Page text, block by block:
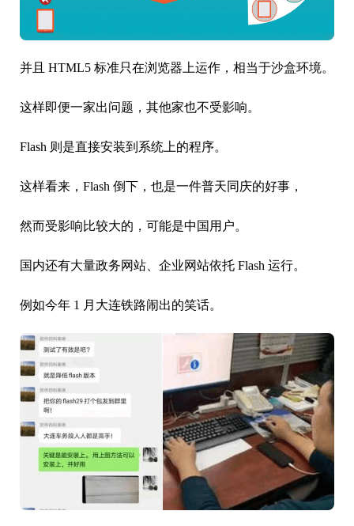
并且 HTML5 标准只在浏览器上运作，相当于沙盒环境。
这样即便一家出问题，其他家也不受影响。
Flash 则是直接安装到系统上的程序。
这样看来，Flash 倒下，也是一件普天同庆的好事，
然而受影响比较大的，可能是中国用户。
国内还有大量政务网站、企业网站依托 Flash 运行。
例如今年 1 月大连铁路闹出的笑话。